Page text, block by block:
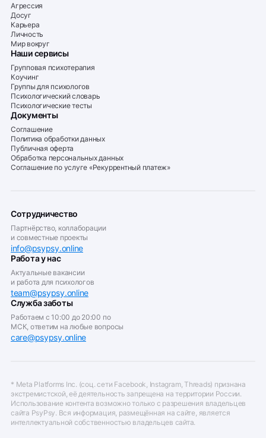
Агрессия
Досуг
Карьера
Личность
Мир вокруг
Наши сервисы
Групповая психотерапия
Коучинг
Группы для психологов
Психологический словарь
Психологические тесты
Документы
Соглашение
Политика обработки данных
Публичная оферта
Обработка персональных данных
Соглашение по услуге «Рекуррентный платеж»
Сотрудничество
Партнёрство, коллаборации
и совместные проекты
info@psypsy.online
Работа у нас
Актуальные вакансии
и работа для психологов
team@psypsy.online
Служба заботы
Работаем с 10:00 до 20:00 по
МСК, ответим на любые вопросы
care@psypsy.online
* Meta Platforms Inc. (соц. сети Facebook, Instagram, Threads) признана
экстремистской, её деятельность запрещена на территории России.
Использование контента возможно только с разрешения владельцев
сайта PsyPsy. Вся информация, размещённая на сайте, является
интеллектуальной собственностью владельцев сайта.